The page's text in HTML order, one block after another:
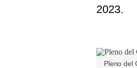
2023.
Pleno del